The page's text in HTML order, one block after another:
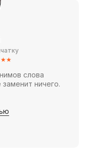
слова
ничего.